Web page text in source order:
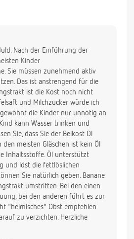
Nach der Einführung der
Kinder
Sie müssen zunehmend aktiv
Das ist anstrengend für die
ist die Kost noch nicht
und Milchzucker würde ich
die Kinder nur unnötig an
kann Wasser trinken und
Sie, dass Sie der Beikost Öl
meisten Gläschen ist kein Öl
Inhaltsstoffe. Öl unterstützt
und löst die fettlöslichen
Sie natürlich geben. Banane
umstritten. Bei den einen
bei den anderen führt es zur
"heimisches" Obst empfehlen
zu verzichten. Herzliche